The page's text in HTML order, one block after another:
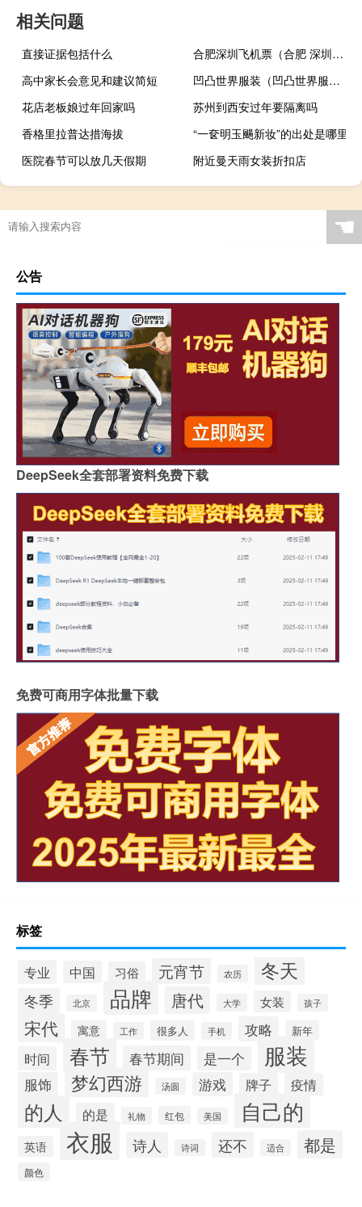
相关问题
直接证据包括什么
合肥深圳飞机票（合肥 深圳机票）
高中家长会意见和建议简短
凹凸世界服装（凹凸世界服装图鉴）
花店老板娘过年回家吗
苏州到西安过年要隔离吗
香格里拉普达措海拔
“一奁明玉颺新妆”的出处是哪里
医院春节可以放几天假期
附近曼天雨女装折扣店
☚
公告
DeepSeek全套部署资料免费下载
免费可商用字体批量下载
标签
专业 中国 习俗 元宵节 农历 冬天
冬季 北京 品牌 唐代 大学 女装 孩子
宋代 寓意 工作 很多人 手机 攻略 新年
时间 春节 春节期间 是一个 服装
服饰 梦幻西游 汤圆 游戏 牌子 疫情
的人 的是 礼物 红包 美国 自己的
英语 衣服 诗人 诗词 还不 适合 都是
颜色